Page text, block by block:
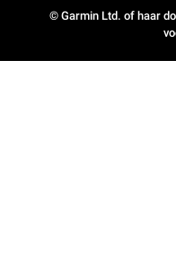
© Garmin Ltd. of haar